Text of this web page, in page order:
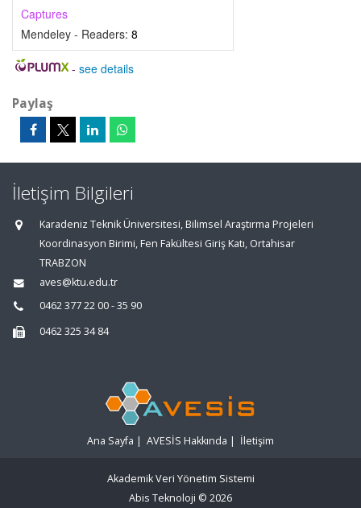
Captures
Mendeley - Readers: 8
- see details
Paylaş
İletişim Bilgileri
Karadeniz Teknik Üniversitesi, Bilimsel Araştırma Projeleri
Koordinasyon Birimi, Fen Fakültesi Giriş Katı, Ortahisar
TRABZON
aves@ktu.edu.tr
0462 377 22 00 - 35 90
0462 325 34 84
Ana Sayfa | AVESİS Hakkında | İletişim
Akademik Veri Yönetim Sistemi
Abis Teknoloji © 2026